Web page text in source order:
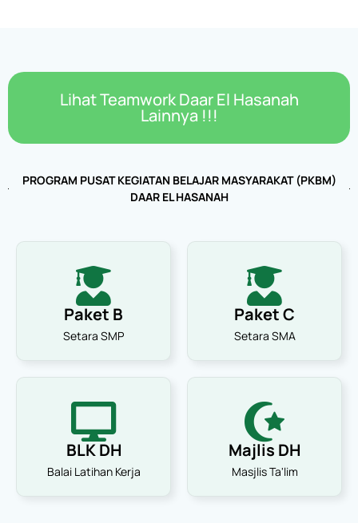
Lihat Teamwork Daar El Hasanah
Lainnya !!!
PROGRAM PUSAT KEGIATAN BELAJAR MASYARAKAT (PKBM)
DAAR EL HASANAH
Paket B
Setara SMP
Paket C
Setara SMA
BLK DH
Balai Latihan Kerja
Majlis DH
Masjlis Ta'lim